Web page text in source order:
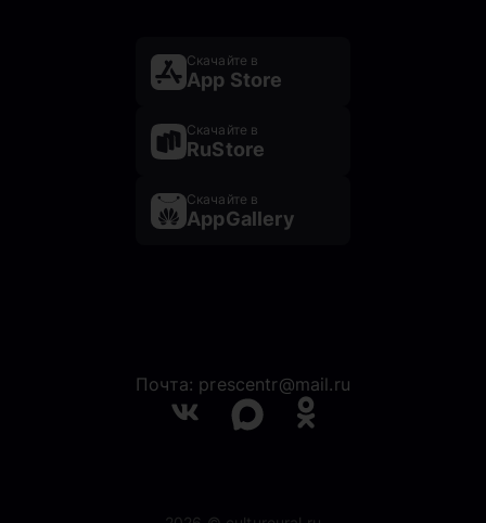
Скачайте в
App Store
Скачайте в
RuStore
Скачайте в
AppGallery
Почта: prescentr@mail.ru